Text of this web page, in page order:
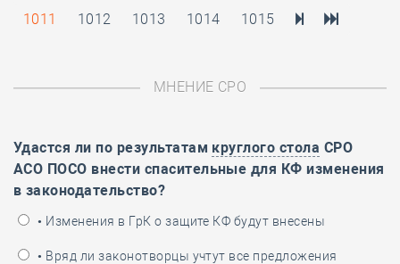
1011
1012 1013 1014 1015
МНЕНИЕ СРО
Удастся ли по результатам круглого стола СРО
АСО ПОСО внести спасительные для КФ изменения
в законодательство?
• Изменения в ГрК о защите КФ будут внесены
• Вряд ли законотворцы учтут все предложения